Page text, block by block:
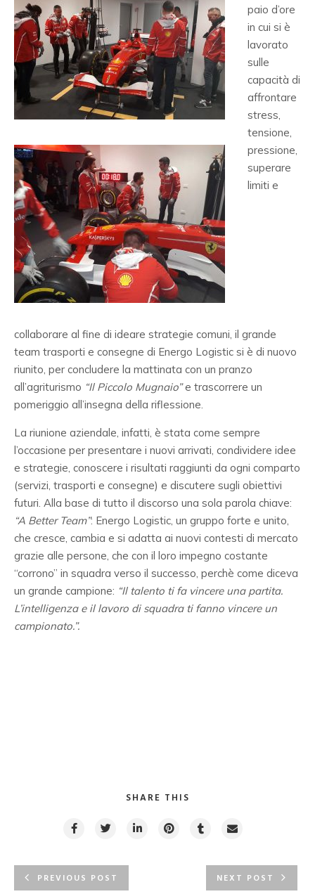
paio d’ore
in cui si è
lavorato
sulle
capacità di
affrontare
stress,
tensione,
pressione,
superare
limiti e
collaborare al fine di ideare strategie comuni, il grande
team trasporti e consegne di Energo Logistic si è di nuovo
riunito, per concludere la mattinata con un pranzo
all’agriturismo “Il Piccolo Mugnaio”e trascorrere un
pomeriggio all’insegna della riflessione.
La riunione aziendale, infatti, è stata come sempre
l’occasione per presentare i nuovi arrivati, condividere idee
e strategie, conoscere i risultati raggiunti da ogni comparto
(servizi, trasporti e consegne) e discutere sugli obiettivi
futuri. Alla base di tutto il discorso una sola parola chiave:
“A Better Team”: Energo Logistic, un gruppo forte e unito,
che cresce, cambia e si adatta ai nuovi contesti di mercato
grazie alle persone, che con il loro impegno costante
“corrono” in squadra verso il successo, perchè come diceva
un grande campione: “Il talento ti fa vincere una partita.
L’intelligenza e il lavoro di squadra ti fanno vincere un
campionato.”.
SHARE THIS
PREVIOUS POST NEXT POST